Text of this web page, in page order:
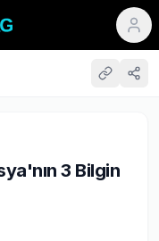
3 Bilgin